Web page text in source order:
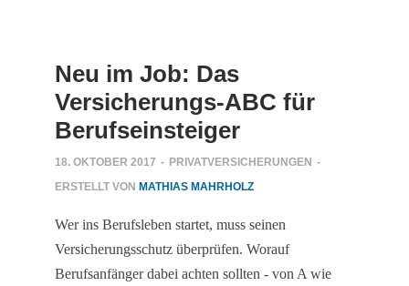
Neu im Job: Das
Versicherungs-ABC für
Berufseinsteiger
18. OKTOBER 2017 - PRIVATVERSICHERUNGEN -
ERSTELLT VON MATHIAS MAHRHOLZ
Wer ins Berufsleben startet, muss seinen
Versicherungsschutz überprüfen. Worauf
Berufsanfänger dabei achten sollten - von A wie